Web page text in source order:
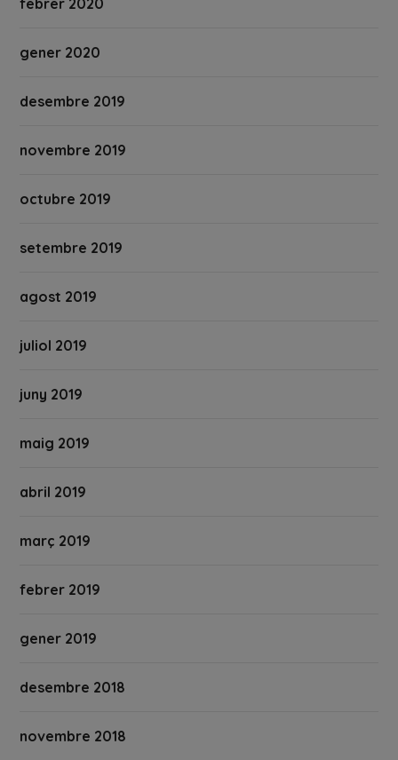
febrer 2020
gener 2020
desembre 2019
novembre 2019
octubre 2019
setembre 2019
agost 2019
juliol 2019
juny 2019
maig 2019
abril 2019
març 2019
febrer 2019
gener 2019
desembre 2018
novembre 2018